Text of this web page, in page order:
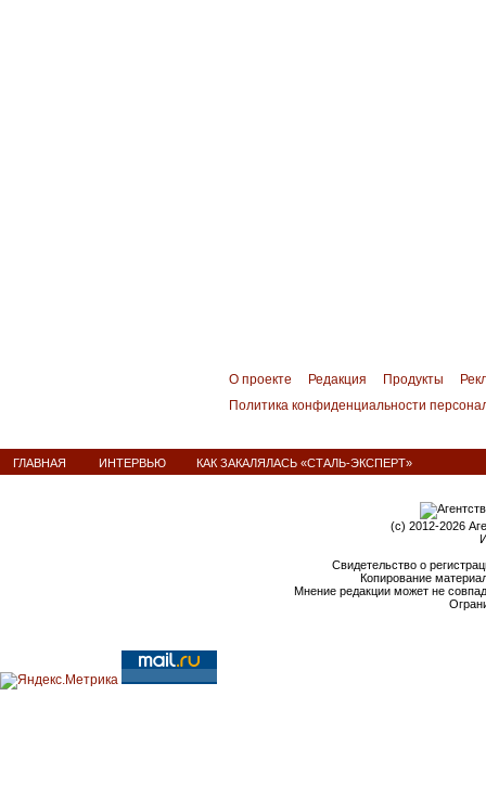
О проекте Редакция Продукты
Политика конфиденциальности
ГЛАВНАЯ ИНТЕРВЬЮ КАК ЗАКАЛЯЛАСЬ «СТАЛЬ-ЭКСПЕРТ»
(c) 2012-2026
Свидетельство о
Копирование
Мнение редакции может не